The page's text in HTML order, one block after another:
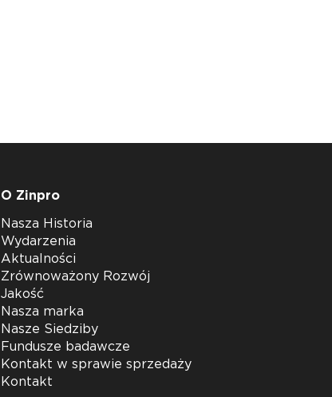
O Zinpro
Nasza Historia
Wydarzenia
Aktualności
Zrównoważony Rozwój
Jakość
Nasza marka
Nasze Siedziby
Fundusze badawcze
Kontakt w sprawie sprzedaży
Kontakt